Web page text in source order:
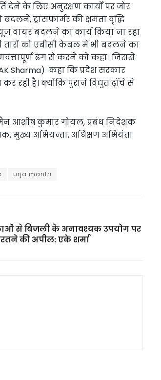
देने के लिए अनुरक्षण कार्यों पर जोर
ट्रांसफार्मर की क्षमता वृद्धि
वायर बदलने का कार्य किया जा रहा
तारों को एबीसी केबल में भी बदलने का
ढंग से करने को कहा। जिससे
Sharma) कहा कि प्रदेश सरकार
रही है। क्योंकि पुराने विद्युत ढ़ॉचे से
आशीष कुमार गोयल, प्रबंध निदेशक
मुख्य अभियन्ता, अधिक्षण अभियंता
urja mantri
से बिजली के अनावश्यक उपयोग पर
की अपील: एके शर्मा